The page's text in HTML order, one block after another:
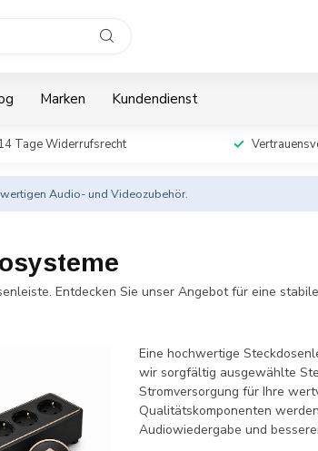
Marken Kundendienst
Tage Widerrufsrecht
Audio- und Videozubehör.
Entdecken Sie unser Angebot für eine
Eine hochwertige
wir sorgfältig ausgewählte
Stromversorgung für Ihre
Qualitätskomponenten
Audiowiedergabe und